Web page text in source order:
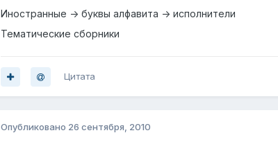
Иностранные -> буквы алфавита -> исполнители
Тематические сборники
Цитата
Опубликовано 26 сентября, 2010